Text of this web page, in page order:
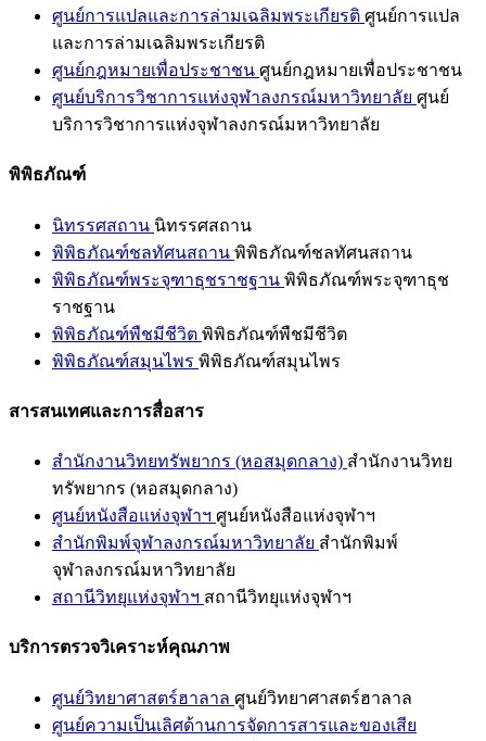
ศูนย์การแปลและการล่ามเฉลิมพระเกียรติ ศูนย์การแปล
และการล่ามเฉลิมพระเกียรติ
ศูนย์กฎหมายเพื่อประชาชน ศูนย์กฎหมายเพื่อประชาชน
ศูนย์บริการวิชาการแห่งจุฬาลงกรณ์มหาวิทยาลัย ศูนย์
บริการวิชาการแห่งจุฬาลงกรณ์มหาวิทยาลัย
พิพิธภัณฑ์
นิทรรศสถาน นิทรรศสถาน
พิพิธภัณฑ์ชลทัศนสถาน พิพิธภัณฑ์ชลทัศนสถาน
พิพิธภัณฑ์พระจุฑาธุชราชฐาน พิพิธภัณฑ์พระจุฑาธุช
ราชฐาน
พิพิธภัณฑ์พืชมีชีวิต พิพิธภัณฑ์พืชมีชีวิต
พิพิธภัณฑ์สมุนไพร พิพิธภัณฑ์สมุนไพร
สารสนเทศและการสื่อสาร
สำนักงานวิทยทรัพยากร (หอสมุดกลาง) สำนักงานวิทย
ทรัพยากร (หอสมุดกลาง)
ศูนย์หนังสือแห่งจุฬาฯ ศูนย์หนังสือแห่งจุฬาฯ
สำนักพิมพ์จุฬาลงกรณ์มหาวิทยาลัย สำนักพิมพ์
จุฬาลงกรณ์มหาวิทยาลัย
สถานีวิทยุแห่งจุฬาฯ สถานีวิทยุแห่งจุฬาฯ
บริการตรวจวิเคราะห์คุณภาพ
ศูนย์วิทยาศาสตร์ฮาลาล ศูนย์วิทยาศาสตร์ฮาลาล
ศูนย์ความเป็นเลิศด้านการจัดการสารและของเสีย